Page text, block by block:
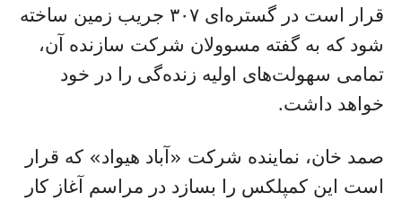
قرار است در گستره‌ای ۳۰۷ جریب زمین ساخته
شود که به گفته مسوولان شرکت سازنده آن،
تمامی سهولت‌های اولیه زنده‌گی را در خود
خواهد داشت.
صمد خان، نماینده شرکت «آباد هیواد» که قرار
است این کمپلکس را بسازد در مراسم آغاز کار